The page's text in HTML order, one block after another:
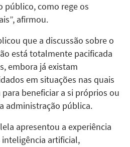
público, como rege os
afirmou.
que a discussão sobre o
está totalmente pacificada
embora já existam
em situações nas quais
beneficiar a si próprios ou
administração pública.
apresentou a experiência
artificial,